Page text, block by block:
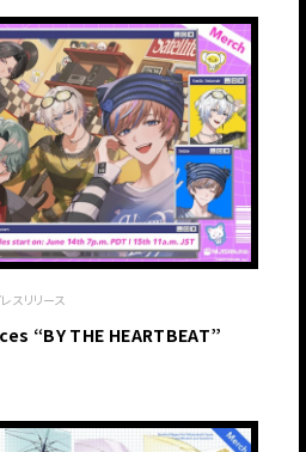
スリリース
“BY THE HEARTBEAT”